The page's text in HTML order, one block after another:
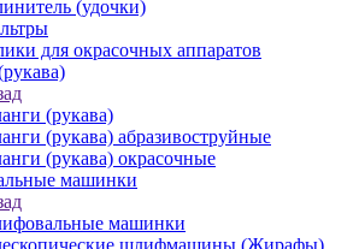
(удочки)
для окрасочных аппаратов
(рукава)
(рукава) абразивоструйные
(рукава) окрасочные
машинки
машинки
шлифмашины (Жирафы)